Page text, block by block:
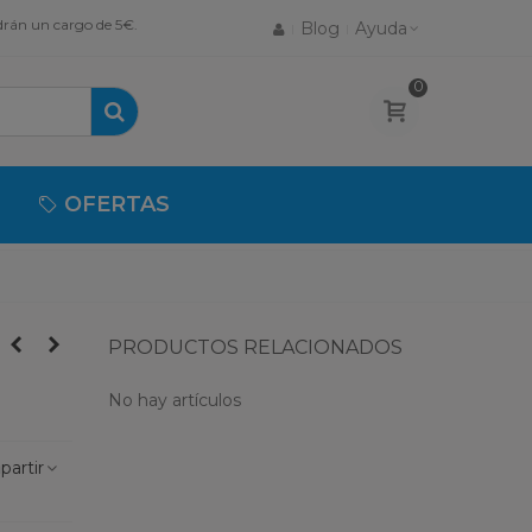
un cargo de 5€. Blog Ayuda
0
OFERTAS
PRODUCTOS RELACIONADOS
No hay artículos